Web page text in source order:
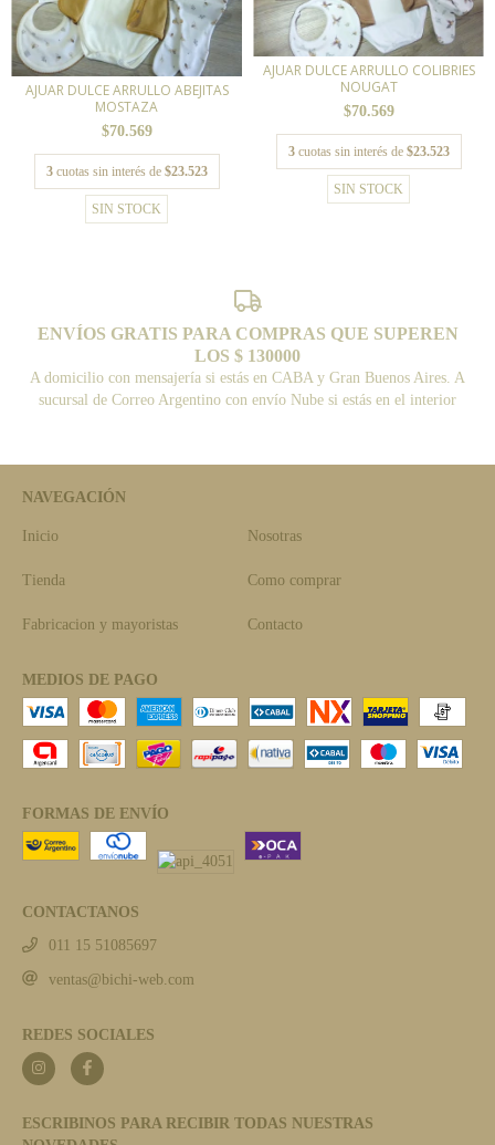
AJUAR DULCE ARRULLO ABEJITAS
MOSTAZA
$70.569
3 cuotas sin interés de $23.523
SIN STOCK
AJUAR DULCE ARRULLO COLIBRIES
NOUGAT
$70.569
3 cuotas sin interés de $23.523
SIN STOCK
ENVÍOS GRATIS PARA COMPRAS QUE SUPEREN
LOS $ 130000
A domicilio con mensajería si estás en CABA y Gran Buenos Aires. A
sucursal de Correo Argentino con envío Nube si estás en el interior
NAVEGACIÓN
Inicio Nosotras
Tienda Como comprar
Fabricacion y mayoristas Contacto
MEDIOS DE PAGO
FORMAS DE ENVÍO
CONTACTANOS
011 15 51085697
ventas@bichi-web.com
REDES SOCIALES
ESCRIBINOS PARA RECIBIR TODAS NUESTRAS